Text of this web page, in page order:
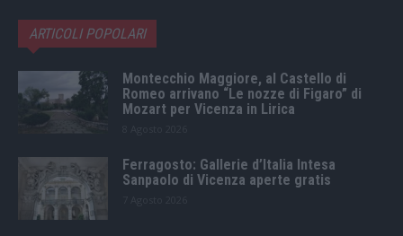
ARTICOLI POPOLARI
Montecchio Maggiore, al Castello di
Romeo arrivano “Le nozze di Figaro” di
Mozart per Vicenza in Lirica
Ferragosto: Gallerie d’Italia Intesa
Sanpaolo di Vicenza aperte gratis